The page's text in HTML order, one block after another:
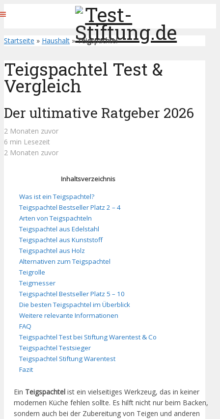
Startseite » Haushalt »Teigspachtel
Teigspachtel Test &
Vergleich
Der ultimative Ratgeber 2026
2 Monaten zuvor
6 min Lesezeit
2 Monaten zuvor
Inhaltsverzeichnis
Was ist ein Teigspachtel?
Teigspachtel Bestseller Platz 2 – 4
Arten von Teigspachteln
Teigspachtel aus Edelstahl
Teigspachtel aus Kunststoff
Teigspachtel aus Holz
Alternativen zum Teigspachtel
Teigrolle
Teigmesser
Teigspachtel Bestseller Platz 5 – 10
Die besten Teigspachtel im Überblick
Weitere relevante Informationen
FAQ
Teigspachtel Test bei Stiftung Warentest & Co
Teigspachtel Testsieger
Teigspachtel Stiftung Warentest
Fazit
Ein Teigspachtel ist ein vielseitiges Werkzeug, das in keiner
modernen Küche fehlen sollte. Es hilft nicht nur beim Backen,
sondern auch bei der Zubereitung von Teigen und anderen